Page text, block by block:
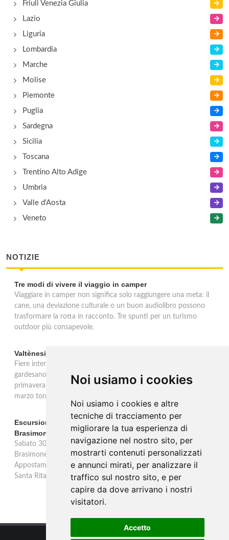
Noi usiamo i cookies
Noi usiamo i cookies e altre
tecniche di tracciamento per
migliorare la tua esperienza di
navigazione nel nostro sito, per
mostrarti contenuti personalizzati
e annunci mirati, per analizzare il
traffico sul nostro sito, e per
capire da dove arrivano i nostri
visitatori.
Accetto
Friuli Venezia Giulia
Lazio
Liguria
Lombardia
Marche
Molise
Piemonte
Puglia
Sardegna
Sicilia
Toscana
Trentino Alto Adige
Umbria
Valle d'Aosta
Veneto
NOTIZIE
Tre modi di vivere il viaggio in camper
Viaggiare in camper non significa solo raggiungere una meta: il
cane, una deviazione culturale o un buon audiolibro possono
trasformare la rotta in racconto. Tre spunti per un turismo
outdoor più consapevole.
Valtènesi: una primavera di eventi tra rosé e Lago di Garda
Fiere internazionali, eventi sul territorio e racconto del rosé
gardesano. Il Consorzio Valtènesi presenta il calendario della
primavera 2026 sulla sponda bresciana del Lago di Garda. Il 23
marzo torna La Prima del Valtènesi per stampa e operatori.
Escursione con appostamento ai Laghi di Suviana e
Brasimone: caccia fotografica alla fauna
Sabato 30 agosto escursione speciale ai Laghi di Suviana e
Brasimone dalle 17 alle 23 per osservare cervi, volpi, lepri e lupi.
Appostamento al crepuscolo nel massimo silenzio. Ritrovo Chiesa
Santa Rita al Brasimone, prenotazione obbligatoria.